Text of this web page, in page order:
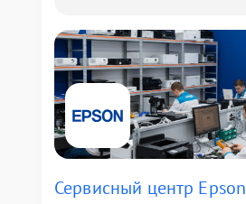
Сервисный центр Epson